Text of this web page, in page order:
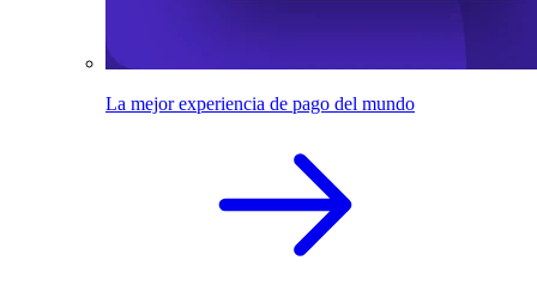
La mejor experiencia de pago del mundo